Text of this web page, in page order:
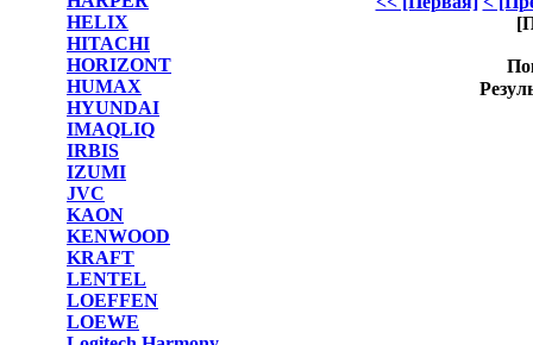
HELIX
HITACHI
HORIZONT
HUMAX
HYUNDAI
IMAQLIQ
IRBIS
IZUMI
JVC
KAON
KENWOOD
KRAFT
LENTEL
LOEFFEN
LOEWE